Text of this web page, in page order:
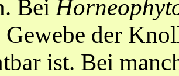
Bei
der
ist. Bei